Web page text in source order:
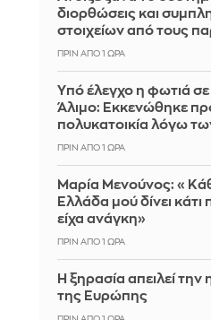
διορθώσεις και
στοιχείων από τους
ΠΡΙΝ ΑΠΌ 1 ΏΡΑ
Yπό έλεγχο η φωτιά
Άλιμο: Εκκενώθηκε
πολυκατοικία λόγω
ΠΡΙΝ ΑΠΌ 1 ΏΡΑ
Μαρία Μενούνος:
Ελλάδα μού δίνει κάτι
είχα ανάγκη»
ΠΡΙΝ ΑΠΌ 1 ΏΡΑ
Η ξηρασία απειλεί
της Ευρώπης